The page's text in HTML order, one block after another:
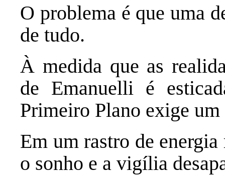
O problema é que uma
de tudo.
À medida que as
de Emanuelli é
Primeiro Plano exige
Em um rastro de
o sonho e a vigília